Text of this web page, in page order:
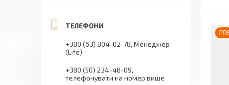
+380 (63) 804-02-78 Менеджер
(Life)
+380 (50) 234-48-09
телефонувати на номер вище